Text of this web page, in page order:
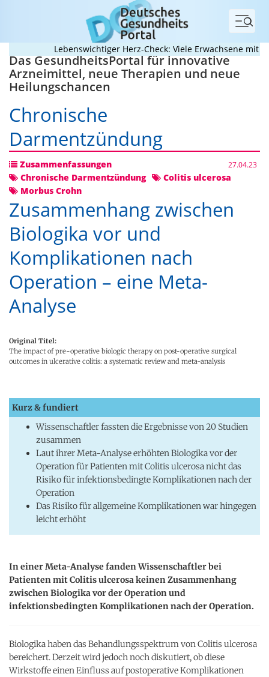
Menü
Lebenswichtiger Herz-Check: Viele Erwachsene mit
Das GesundheitsPortal für innovative
Arzneimittel, neue Therapien und neue
Heilungschancen
Chronische
Darmentzündung
Zusammenfassungen 27.04.23
Chronische Darmentzündung
Colitis ulcerosa
Morbus Crohn
Zusammenhang zwischen
Biologika vor und
Komplikationen nach
Operation – eine Meta-
Analyse
Original Titel:
The impact of pre-operative biologic therapy on post-operative surgical
outcomes in ulcerative colitis: a systematic review and meta-analysis
Kurz & fundiert
Wissenschaftler fassten die Ergebnisse von 20 Studien
zusammen
Laut ihrer Meta-Analyse erhöhten Biologika vor der
Operation für Patienten mit Colitis ulcerosa nicht das
Risiko für infektionsbedingte Komplikationen nach der
Operation
Das Risiko für allgemeine Komplikationen war hingegen
leicht erhöht
In einer Meta-Analyse fanden Wissenschaftler bei
Patienten mit Colitis ulcerosa keinen Zusammenhang
zwischen Biologika vor der Operation und
infektionsbedingten Komplikationen nach der Operation.
Biologika haben das Behandlungsspektrum von Colitis ulcerosa
bereichert. Derzeit wird jedoch noch diskutiert, ob diese
Wirkstoffe einen Einfluss auf postoperative Komplikationen